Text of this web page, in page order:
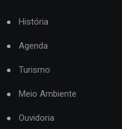
História
Agenda
Turismo
Meio Ambiente
Ouvidoria